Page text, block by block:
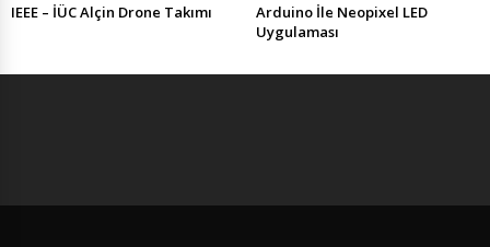
IEEE – İÜC Alçin Drone Takımı
Arduino İle Neopixel LED
Uygulaması